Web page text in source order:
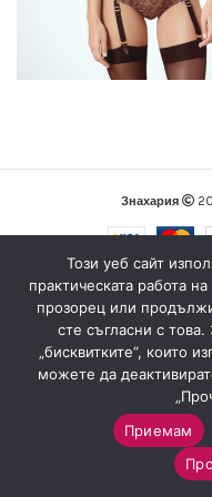
Знахария
Този уеб сайт
практическата работа
прозорец или
сте съгласни с
„бисквитките“, които
можете да
Приемам